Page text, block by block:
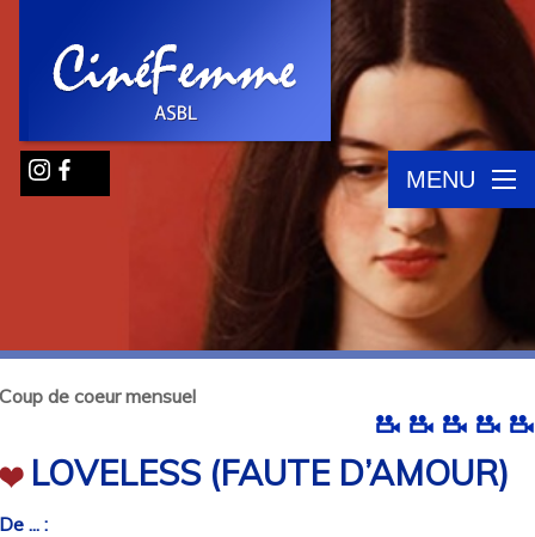
MENU
de coeur mensuel
LOVELESS (FAUTE D’AMOUR)
... :